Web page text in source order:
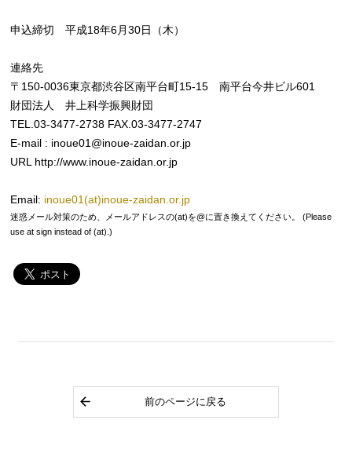
申込締切 平成18年6月30日（木）
連絡先
〒150-0036東京都渋谷区南平台町15-15 南平台今井ビル601
財団法人 井上科学振興財団
TEL.03-3477-2738 FAX.03-3477-2747
E-mail : inoue01@inoue-zaidan.or.jp
URL http://www.inoue-zaidan.or.jp
Email: inoue01(at)inoue-zaidan.or.jp
迷惑メール対策のため、メールアドレスの(at)を@に置き換えてください。 (Please
use at sign instead of (at).)
前のページに戻る